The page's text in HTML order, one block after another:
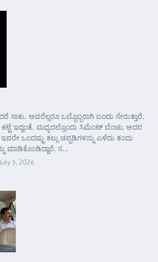
ಸಾಕು. ಅವರೆಲ್ಲರೂ ಒಬ್ಬೊಬ್ಬರಾಗಿ ಬಂದು ಸೇರುತ್ತಾರೆ.
ಇದ್ದಂತೆ. ಮಧ್ಯದಲ್ಲೊಂದು ಸಿಮೆಂಟ್ ಬೆಂಚು, ಅದರ
ಒಂದಷ್ಟು ಕಲ್ಲು ಚಪ್ಪಡಿಗಳನ್ನು ಎಳೆದು ತಂದು
ಮಾಡಿಕೊಂಡಿದ್ದಾರೆ. ಸ...
July 5, 2026